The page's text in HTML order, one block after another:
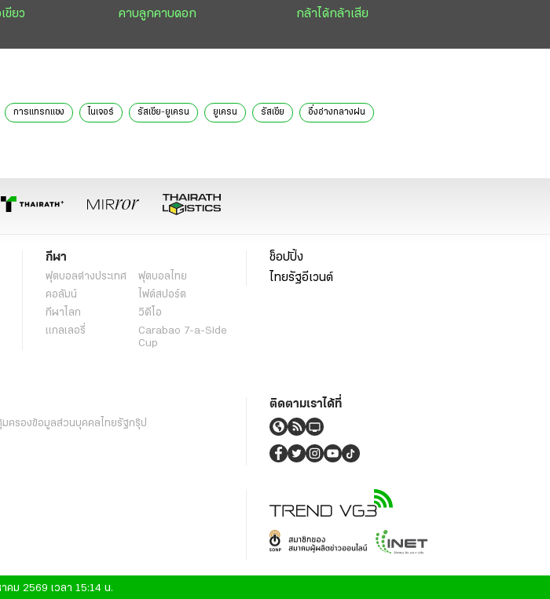
ขียว คาบลูกคาบดอก กล้าได้กล้าเสีย
การแทรกแซง ไนเจอร์ รัสเซีย-ยูเครน ยูเครน รัสเซีย อึ่งอ่างกลางฝน
กีฬา
ฟุตบอลต่่างประเทศ
ฟุตบอลไทย
คอลัมน์
ไฟต์สปอร์ต
กีฬาโลก
วิดีโอ
แกลเลอรี่
Carabao 7-a-Side
Cup
ช็อปปิ้ง
ไทยรัฐอีเวนต์
มครองข้อมูลส่วนบุคคลไทยรัฐกรุ๊ป
ติดตามเราได้ที่
คม 2569 เวลา 15:14 น.